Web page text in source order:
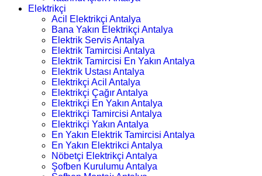
Elektrikçi
Acil Elektrikçi Antalya
Bana Yakın Elektrikçi Antalya
Elektrik Servis Antalya
Elektrik Tamircisi Antalya
Elektrik Tamircisi En Yakın Antalya
Elektrik Ustası Antalya
Elektrikçi Acil Antalya
Elektrikçi Çağır Antalya
Elektrikçi En Yakın Antalya
Elektrikçi Tamircisi Antalya
Elektrikçi Yakın Antalya
En Yakın Elektrik Tamircisi Antalya
En Yakın Elektrikci Antalya
Nöbetçi Elektrikçi Antalya
Şofben Kurulumu Antalya